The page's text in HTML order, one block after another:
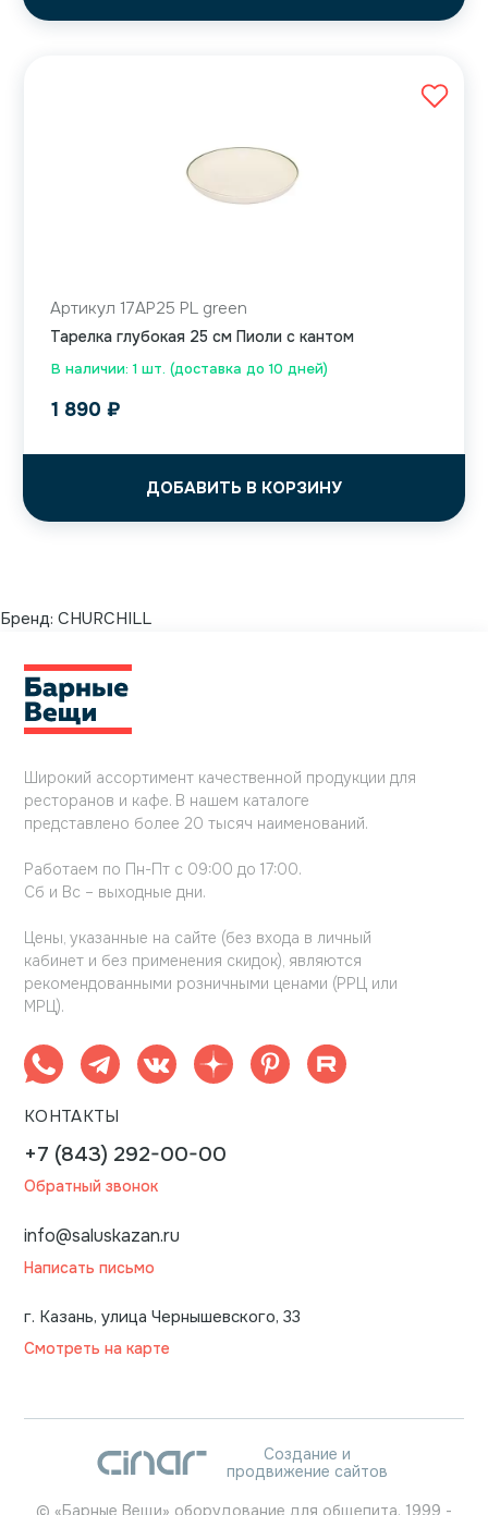
В наличии: 1 шт. (доставка до 10 дней)
Артикул 17AP25 PL green
Тарелка глубокая 25 см Пиоли с кантом
1 890 ₽
ДОБАВИТЬ В КОРЗИНУ
Бренд: CHURCHILL
Широкий ассортимент качественной продукции для
ресторанов и кафе. В нашем каталоге
представлено более 20 тысяч наименований.
Работаем по Пн-Пт с 09:00 до 17:00.
Сб и Вс – выходные дни.
Цены, указанные на сайте (без входа в личный
кабинет и без применения скидок), являются
рекомендованными розничными ценами (РРЦ или
МРЦ).
КОНТАКТЫ
+7 (843) 292-00-00
Обратный звонок
info@saluskazan.ru
Написать письмо
г. Казань, улица Чернышевского, 33
Смотреть на карте
Создание и
продвижение сайтов
© «Барные Вещи» оборудование для общепита. 1999 -